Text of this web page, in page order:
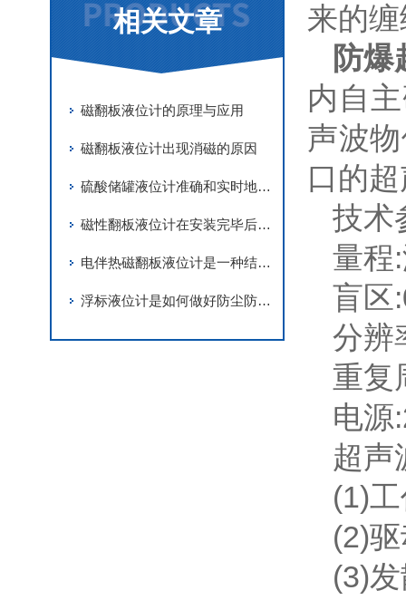
相关文章
磁翻板液位计的原理与应用
磁翻板液位计出现消磁的原因
硫酸储罐液位计准确和实时地监测液位显得尤为重要
磁性翻板液位计在安装完毕后需要用磁钢进行校正
电伴热磁翻板液位计是一种结合了电伴热技术和磁性指示器的液位测量仪器
浮标液位计是如何做好防尘防腐蚀工作
来的
防爆
内自
声波
口的
技术
量程
盲区
分辨
重复
电源
超声
(1)
(2)
(3)